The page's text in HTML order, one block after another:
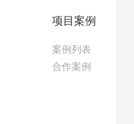
项目案例
案例列表
合作案例